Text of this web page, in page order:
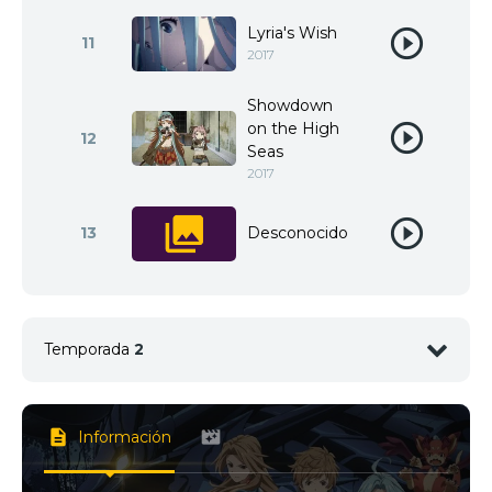
11 Lyria's Wish
2017
12
Showdown
on the High
Seas
2017
13 Desconocido
Temporada 2
1 <img src="//image.tmdb.org/t/p/w92/
Información